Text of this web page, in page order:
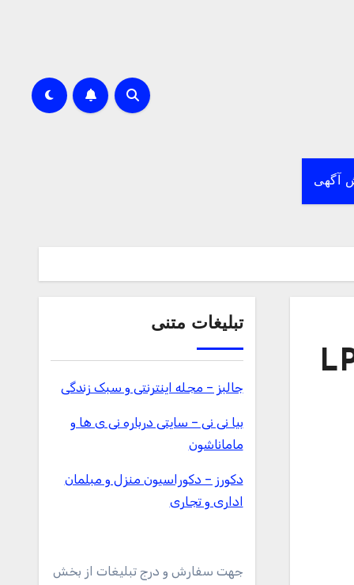
آگهی
تبلیغات متنی
جالبز – مجله اینترنتی و سبک زندگی
بیا نی نی – سایتی درباره نی ی ها و
ماماناشون
دکورز – دکوراسیون منزل و مبلمان
اداری و تجاری
جهت سفارش و درج تبلیغات از بخش